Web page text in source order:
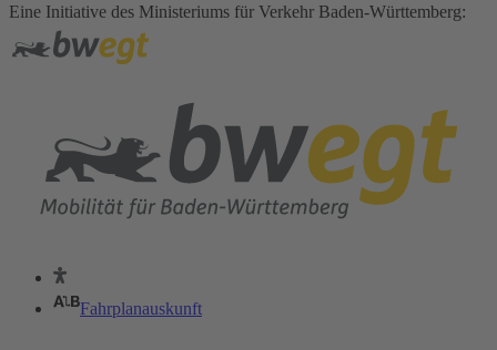
Eine Initiative des Ministeriums für Verkehr Baden-Württemberg:
Fahrplanauskunft